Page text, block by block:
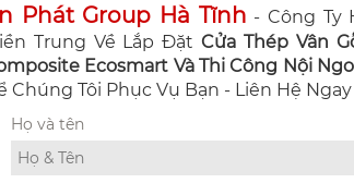
Phát Group Hà Tĩnh - Công Ty
Trung Về Lắp ĐặtCửa Thép Vân
Ecosmart Và Thi Công Nội
Chúng Tôi Phục Vụ Bạn - Liên Hệ Ngay
Họ và tên